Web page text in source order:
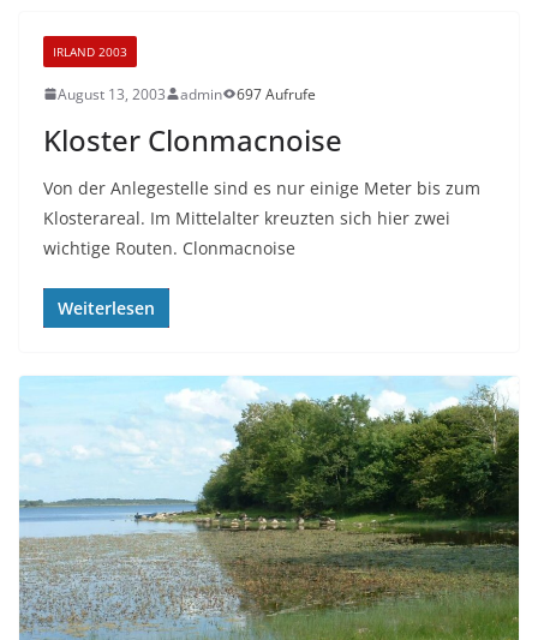
IRLAND 2003
August 13, 2003 admin 697 Aufrufe
Kloster Clonmacnoise
Von der Anlegestelle sind es nur einige Meter bis zum
Klosterareal. Im Mittelalter kreuzten sich hier zwei
wichtige Routen. Clonmacnoise
Weiterlesen